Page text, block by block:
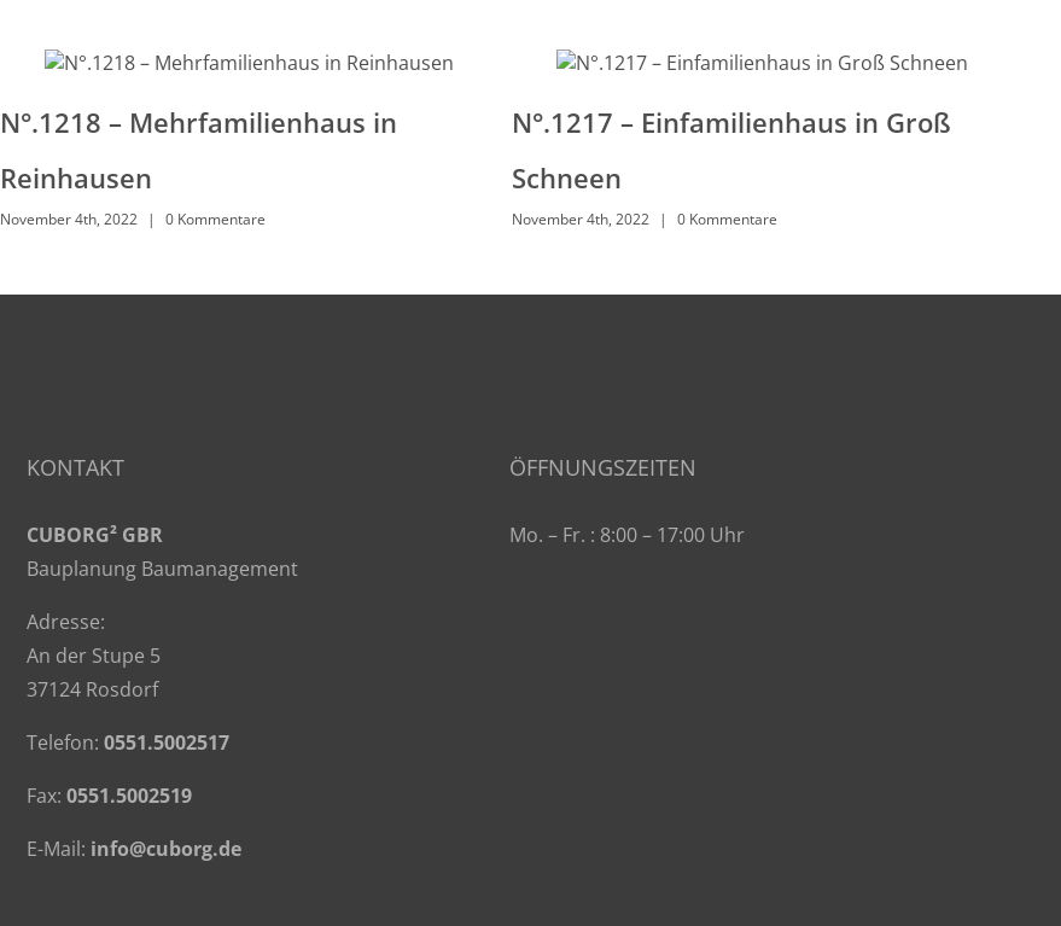
N°.1218 – Mehrfamilienhaus in
Reinhausen
November 4th, 2022 | 0 Kommentare
N°.1217 – Einfamilienhaus in Groß
Schneen
November 4th, 2022 | 0 Kommentare
KONTAKT
CUBORG² GBR
Bauplanung Baumanagement
Adresse:
An der Stupe 5
37124 Rosdorf
Telefon: 0551.5002517
Fax: 0551.5002519
E-Mail: info@cuborg.de
ÖFFNUNGSZEITEN
Mo. – Fr. : 8:00 – 17:00 Uhr